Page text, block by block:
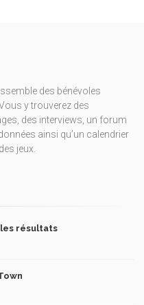
des bénévoles
y trouverez des
des interviews, un forum
ainsi qu’un calendrier
jeux.
les résultats